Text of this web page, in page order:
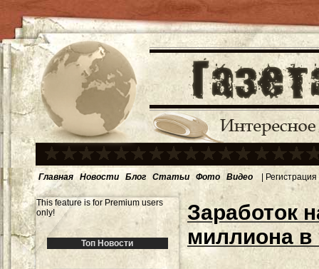
Главная Новости Блог Статьи Фото Видео | Регистрация
This feature is for Premium users
only!
Топ Новости
Заработок
миллиона в